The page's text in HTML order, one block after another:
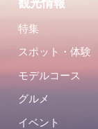
観光情報
特集
スポット・体験
モデルコース
グルメ
イベント